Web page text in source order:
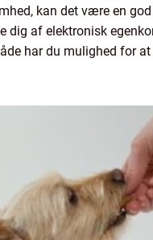
kan det være en
dig af elektronisk
har du mulighed for